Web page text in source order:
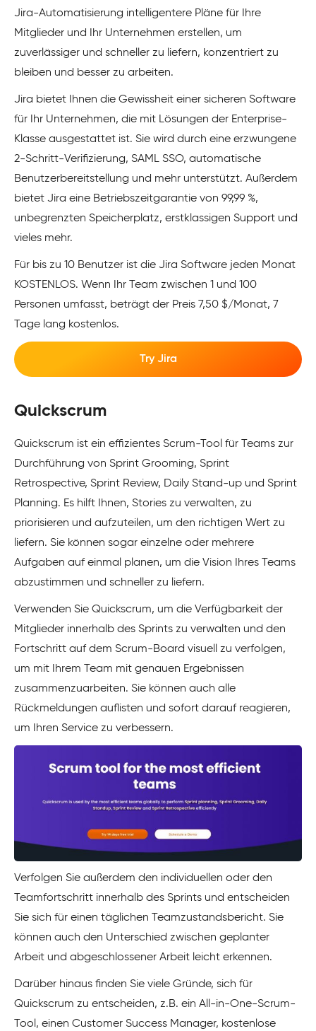
Jira-Automatisierung intelligentere Pläne für Ihre
Mitglieder und Ihr Unternehmen erstellen, um
zuverlässiger und schneller zu liefern, konzentriert zu
bleiben und besser zu arbeiten.
Jira bietet Ihnen die Gewissheit einer sicheren Software
für Ihr Unternehmen, die mit Lösungen der Enterprise-
Klasse ausgestattet ist. Sie wird durch eine erzwungene
2-Schritt-Verifizierung, SAML SSO, automatische
Benutzerbereitstellung und mehr unterstützt. Außerdem
bietet Jira eine Betriebszeitgarantie von 99,99 %,
unbegrenzten Speicherplatz, erstklassigen Support und
vieles mehr.
Für bis zu 10 Benutzer ist die Jira Software jeden Monat
KOSTENLOS. Wenn Ihr Team zwischen 1 und 100
Personen umfasst, beträgt der Preis 7,50 $/Monat, 7
Tage lang kostenlos.
Try Jira
Quickscrum
Quickscrum ist ein effizientes Scrum-Tool für Teams zur
Durchführung von Sprint Grooming, Sprint
Retrospective, Sprint Review, Daily Stand-up und Sprint
Planning. Es hilft Ihnen, Stories zu verwalten, zu
priorisieren und aufzuteilen, um den richtigen Wert zu
liefern. Sie können sogar einzelne oder mehrere
Aufgaben auf einmal planen, um die Vision Ihres Teams
abzustimmen und schneller zu liefern.
Verwenden Sie Quickscrum, um die Verfügbarkeit der
Mitglieder innerhalb des Sprints zu verwalten und den
Fortschritt auf dem Scrum-Board visuell zu verfolgen,
um mit Ihrem Team mit genauen Ergebnissen
zusammenzuarbeiten. Sie können auch alle
Rückmeldungen auflisten und sofort darauf reagieren,
um Ihren Service zu verbessern.
Verfolgen Sie außerdem den individuellen oder den
Teamfortschritt innerhalb des Sprints und entscheiden
Sie sich für einen täglichen Teamzustandsbericht. Sie
können auch den Unterschied zwischen geplanter
Arbeit und abgeschlossener Arbeit leicht erkennen.
Darüber hinaus finden Sie viele Gründe, sich für
Quickscrum zu entscheiden, z.B. ein All-in-One-Scrum-
Tool, einen Customer Success Manager, kostenlose